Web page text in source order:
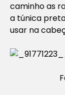
caminho as
a túnica
usar na